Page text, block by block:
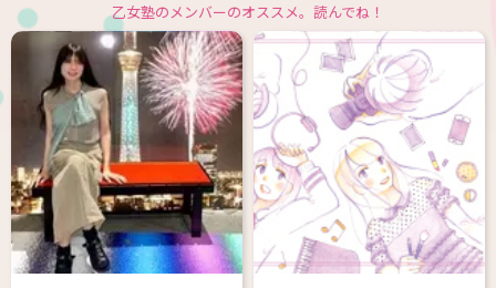
乙女塾のメンバーのオススメ。読んでね！